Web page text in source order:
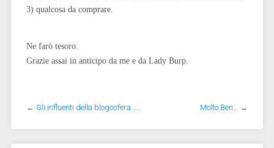
3) qualcosa da comprare.
Ne farò tesoro.
Grazie assai in anticipo da me e da Lady Burp.
← Gli influenti della blogosfera…… Molto Ben… →